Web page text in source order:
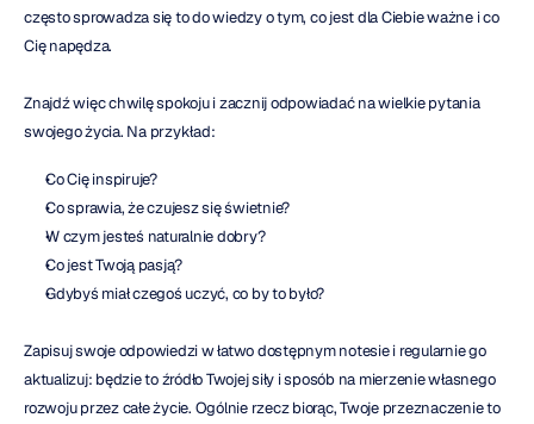
często sprowadza się to do wiedzy o tym, co jest dla Ciebie ważne i co
Cię napędza.
Znajdź więc chwilę spokoju i zacznij odpowiadać na wielkie pytania
swojego życia. Na przykład:
Co Cię inspiruje?
Co sprawia, że czujesz się świetnie?
W czym jesteś naturalnie dobry?
Co jest Twoją pasją?
Gdybyś miał czegoś uczyć, co by to było?
Zapisuj swoje odpowiedzi w łatwo dostępnym notesie i regularnie go
aktualizuj: będzie to źródło Twojej siły i sposób na mierzenie własnego
rozwoju przez całe życie. Ogólnie rzecz biorąc, Twoje przeznaczenie to